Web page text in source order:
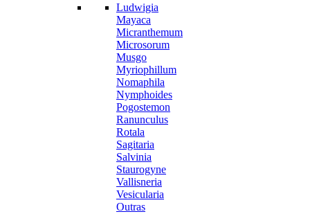
Ludwigia
Mayaca
Micranthemum
Microsorum
Musgo
Myriophillum
Nomaphila
Nymphoides
Pogostemon
Ranunculus
Rotala
Sagitaria
Salvinia
Staurogyne
Vallisneria
Vesicularia
Outras